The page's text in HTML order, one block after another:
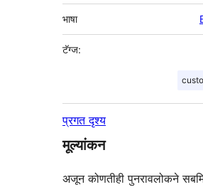
भाषा
टॅग्ज:
प्रगत दृश्य
मूल्यांकन
अजून कोणतीही पुनरावलोकने